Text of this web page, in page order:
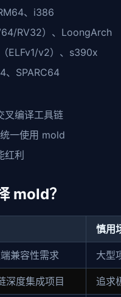
、i386
RV32）、LoongArch
ELFv1/v2）、s390x
、SPARC64
叉编译工具链
一使用 mold
红利
mold？
慎用
兼容性需求 大型
深度集成项目 追求